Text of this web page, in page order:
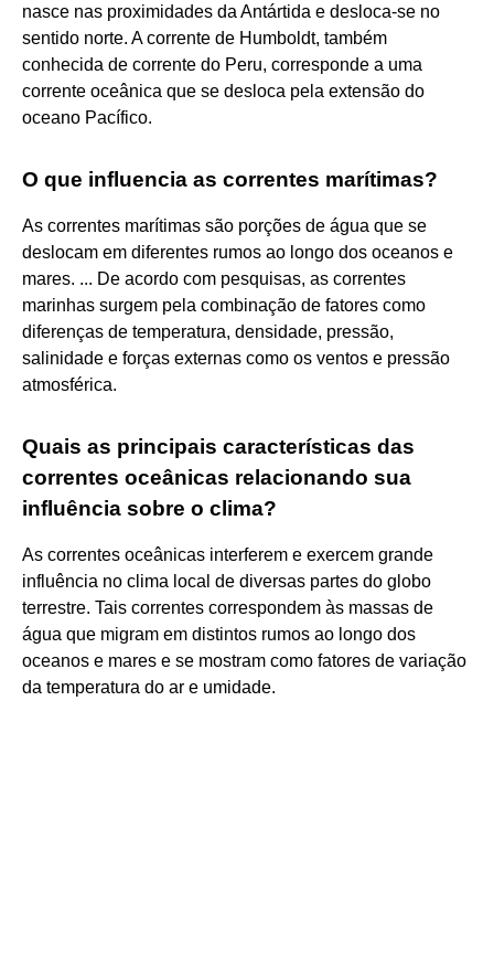
nasce nas proximidades da Antártida e desloca-se no
sentido norte. A corrente de Humboldt, também
conhecida de corrente do Peru, corresponde a uma
corrente oceânica que se desloca pela extensão do
oceano Pacífico.
O que influencia as correntes marítimas?
As correntes marítimas são porções de água que se
deslocam em diferentes rumos ao longo dos oceanos e
mares. ... De acordo com pesquisas, as correntes
marinhas surgem pela combinação de fatores como
diferenças de temperatura, densidade, pressão,
salinidade e forças externas como os ventos e pressão
atmosférica.
Quais as principais características das
correntes oceânicas relacionando sua
influência sobre o clima?
As correntes oceânicas interferem e exercem grande
influência no clima local de diversas partes do globo
terrestre. Tais correntes correspondem às massas de
água que migram em distintos rumos ao longo dos
oceanos e mares e se mostram como fatores de variação
da temperatura do ar e umidade.